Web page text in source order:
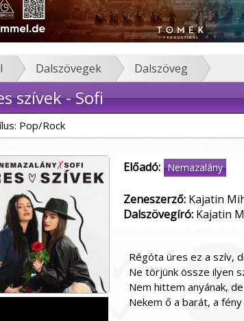
Dalszövegek Dalszöveg
szívek - Sofi
Pop/Rock
Előadó: Nemazalány
Zeneszerző: Kajatin
Dalszövegíró: Kajatin
Régóta üres ez a szív,
Ne törjünk össze ilyen
Nem hittem anyának,
Nekem ő a barát, a